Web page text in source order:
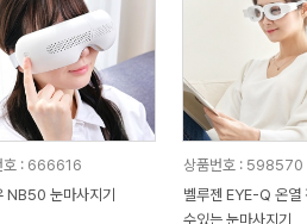
호 : 666616
NB50 눈마사지기
상품번호 : 598570
벨루젠 EYE-Q 온열
수있는 눈마사지기